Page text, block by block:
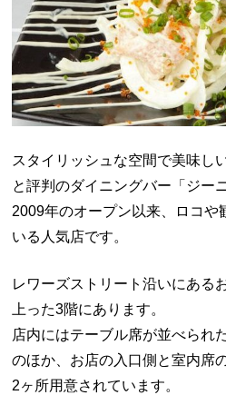
スタイリッシュな空間で美味し
と評判のダイニングバー「ジー
2009年のオープン以来、ロコや
いる人気店です。
レワーズストリート沿いにある
上った3階にあります。
店内にはテーブル席が並べられ
のほか、お店の入口側と室内席
2ヶ所用意されています。